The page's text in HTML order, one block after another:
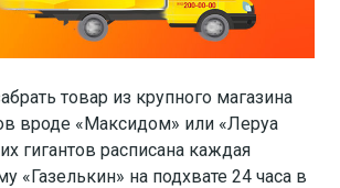
товар из крупного магазина
вроде «Максидом» или «Леруа
гигантов расписана каждая
«Газелькин» на подхвате 24 часа в